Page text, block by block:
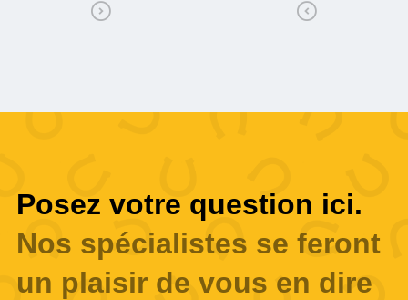
Posez votre question ici.
Nos spécialistes se feront
un plaisir de vous en dire